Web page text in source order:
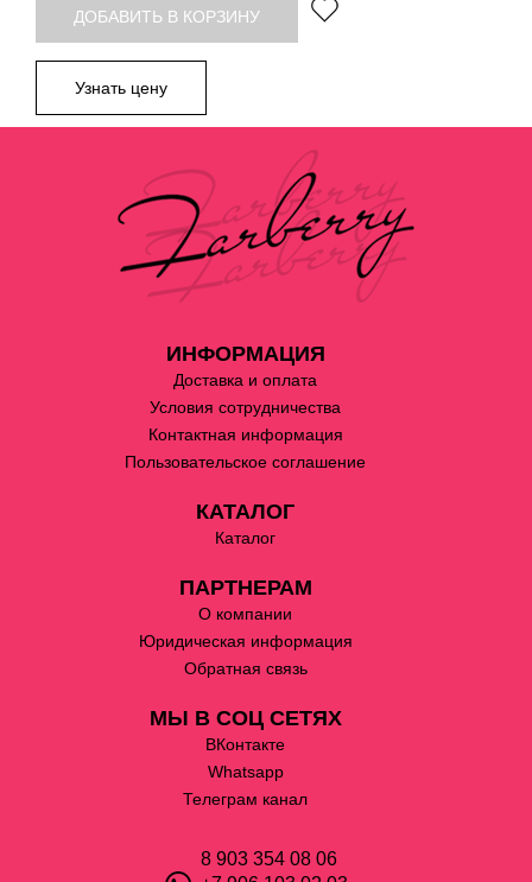
ДОБАВИТЬ В КОРЗИНУ
Узнать цену
ИНФОРМАЦИЯ
Доставка и оплата
Условия сотрудничества
Контактная информация
Пользовательское соглашение
КАТАЛОГ
Каталог
ПАРТНЕРАМ
О компании
Юридическая информация
Обратная связь
МЫ В СОЦ СЕТЯХ
ВКонтакте
Whatsapp
Телеграм канал
8 903 354 08 06